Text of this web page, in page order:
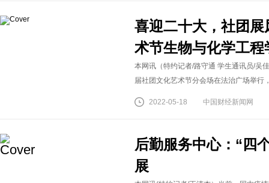
喜迎二十大，社团
术节生物与化学工
本网讯（特约记者/路守通 学生通讯员/吴
届社团文化艺术节分会场在法治广场举行
2022-05-18 中国财经新闻网
后勤服务中心：“四
展